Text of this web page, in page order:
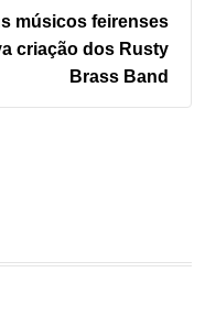
músicos feirenses
criação dos Rusty
Brass Band